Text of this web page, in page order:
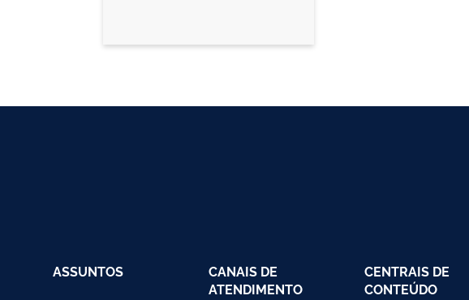
ASSUNTOS
CANAIS DE
ATENDIMENTO
CENTRAIS DE
CONTEÚDO